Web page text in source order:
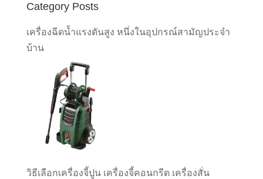
Category Posts
เครื่องฉีดน้ำแรงดันสูง หนึ่งในอุปกรณ์สามัญประจำ
บ้าน
วิธีเลือกเครื่องจี้ปูน เครื่องจี้คอนกรีต เครื่องสั่น